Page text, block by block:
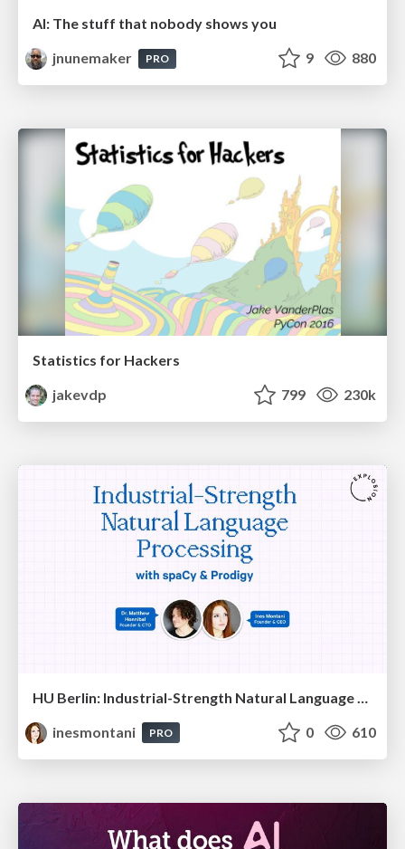
AI: The stuff that nobody shows you
jnunemaker
PRO 9 880
Statistics for Hackers
jakevdp
799 230k
inesmontani
PRO 0 610